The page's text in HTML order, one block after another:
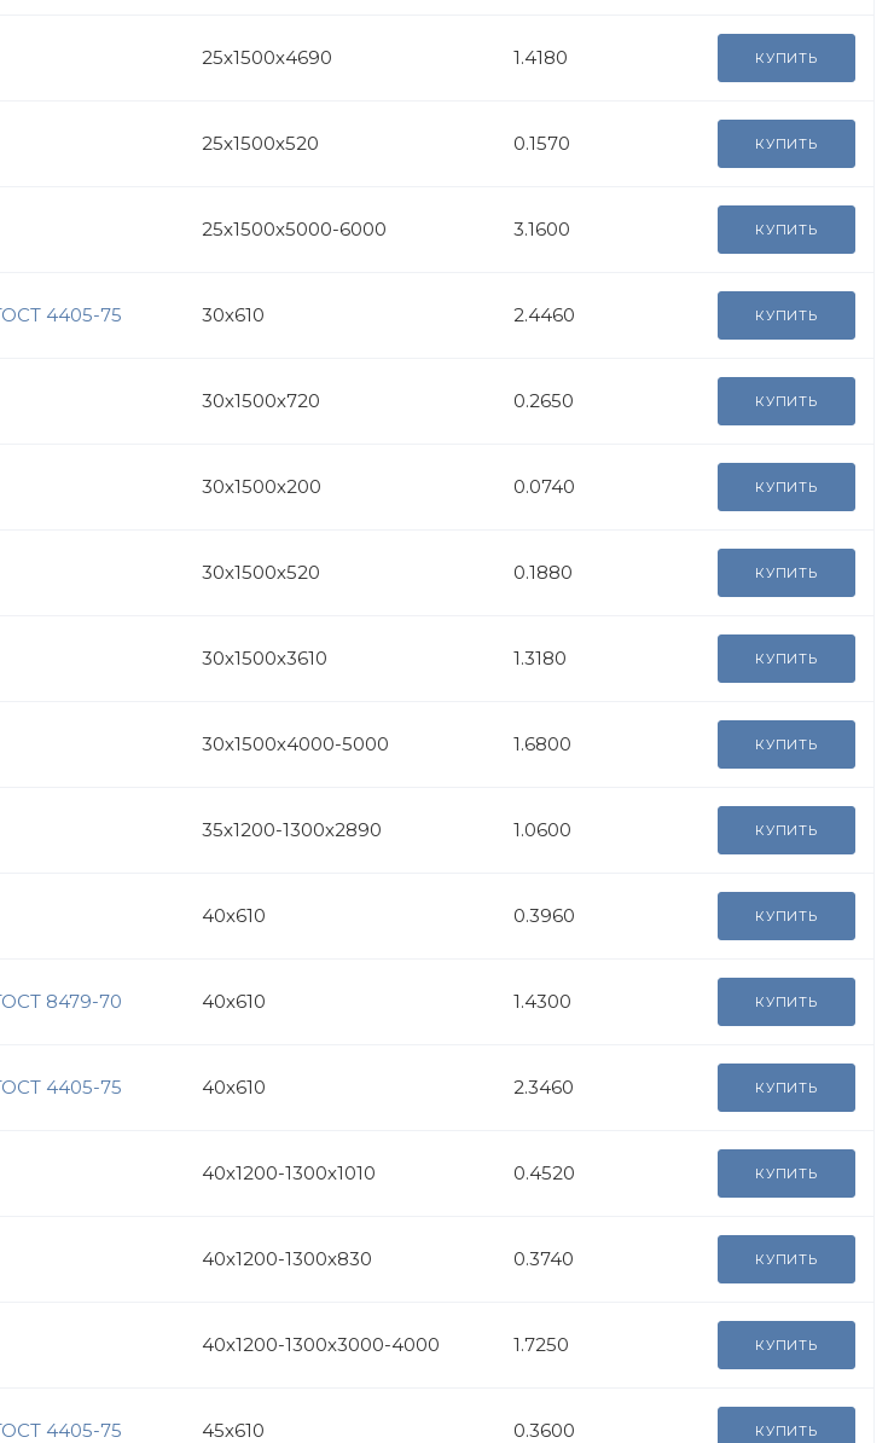
25х1500х4690 1.4180 КУПИТЬ
25х1500х520 0.1570 КУПИТЬ
25х1500х5000-6000 3.1600 КУПИТЬ
4405-75 30х610 2.4460 КУПИТЬ
30х1500х720 0.2650 КУПИТЬ
30х1500х200 0.0740 КУПИТЬ
30х1500х520 0.1880 КУПИТЬ
30х1500х3610 1.3180 КУПИТЬ
30х1500х4000-5000 1.6800 КУПИТЬ
35х1200-1300х2890 1.0600 КУПИТЬ
40х610 0.3960 КУПИТЬ
8479-70 40х610 1.4300 КУПИТЬ
4405-75 40х610 2.3460 КУПИТЬ
40х1200-1300х1010 0.4520 КУПИТЬ
40х1200-1300х830 0.3740 КУПИТЬ
40х1200-1300х3000-4000 1.7250 КУПИТЬ
4405-75 45х610 0.3600 КУПИТЬ